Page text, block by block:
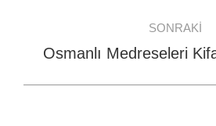
SONRAKI
Next
Osmanlı Medreseleri